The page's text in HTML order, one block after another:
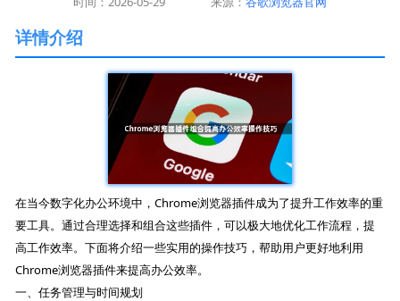
详情介绍
在当今数字化办公环境中，Chrome浏览器插件成为了提升工作效率的重
要工具。通过合理选择和组合这些插件，可以极大地优化工作流程，提
高工作效率。下面将介绍一些实用的操作技巧，帮助用户更好地利用
Chrome浏览器插件来提高办公效率。
一、任务管理与时间规划